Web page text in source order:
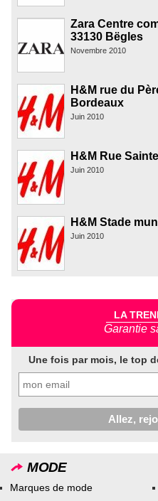
Zara Centre
33130 Bëgles
Novembre 2010
H&M rue du
Bordeaux
Juin 2010
H&M Rue
Juin 2010
H&M Stade
Juin 2010
LA
Garantie
Une fois par mois, le top
MODE
Marques de mode